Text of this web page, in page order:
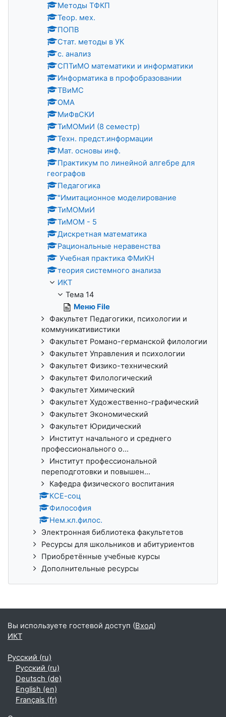
Методы ТФКП
Теор. мех.
ПОПВ
Стат. методы в УК
с. анализ
СПТиМО математики и информатики
Информатика в профобразовании
ТВиМС
ОМА
МиФвСКИ
ТиМОМиИ (8 семестр)
Техн. предст.информации
Мат. основы инф.
Практикум по линейной алгебре для
географов
Педагогика
"Имитационное моделирование
ТиМОМиИ
ТиМОМ - 5
Дискретная математика
Рациональные неравенства
Учебная практика ФМиКН
теория системного анализа
ИКТ
Тема 14
Меню File
Факультет Педагогики, психологии и
коммуникативистики
Факультет Романо-германской филологии
Факультет Управления и психологии
Факультет Физико-технический
Факультет Филологический
Факультет Химический
Факультет Художественно-графический
Факультет Экономический
Факультет Юридический
Институт начального и среднего
профессионального о...
Институт профессиональной
переподготовки и повышен...
Кафедра физического воспитания
КСЕ-соц
Философия
Нем.кл.филос.
Электронная библиотека факультетов
Ресурсы для школьников и абитуриентов
Приобретённые учебные курсы
Дополнительные ресурсы
Вы используете гостевой доступ (Вход)
ИКТ
Русский ‎(ru)‎
Русский ‎(ru)‎
Deutsch ‎(de)‎
English ‎(en)‎
Français ‎(fr)‎